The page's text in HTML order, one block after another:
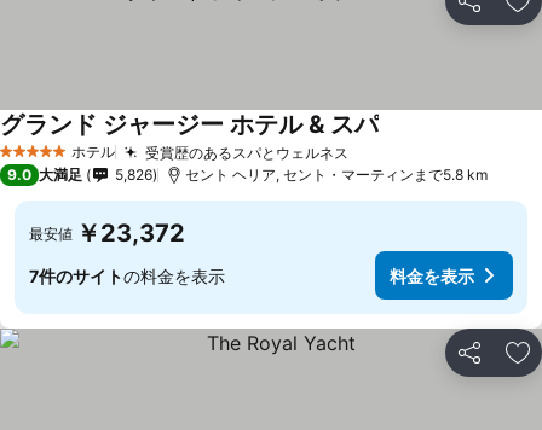
シェア お
5 ホテルのランク
ホテル 受賞歴のあるスパとウェルネス
グランド ジャージー ホテル & スパ
9.0 大満足 5,826 セント ヘリア, セント・マーティンまで5.8 km
最安値 ￥23,372
7件のサイトの料金を表示 料金を表示
シェア お